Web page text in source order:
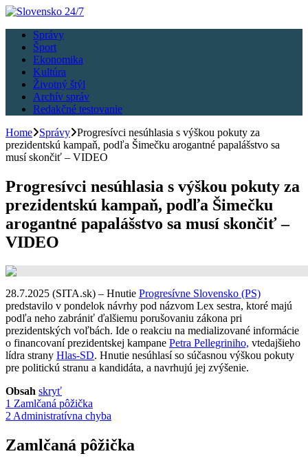
Správy
Šport
Ekonomika
Kultúra
Životný štýl
Archív správ
Redakčné testovanie
Home
Správy Progresívci nesúhlasia s výškou pokuty za
prezidentskú kampaň, podľa Šimečku arogantné papalášstvo sa
musí skončiť – VIDEO
Progresívci nesúhlasia s výškou pokuty za
prezidentskú kampaň, podľa Šimečku
arogantné papalášstvo sa musí skončiť –
VIDEO
28.7.2025 (SITA.sk) – Hnutie Progresívne Slovensko (PS)
predstavilo v pondelok návrhy pod názvom Lex sestra, ktoré majú
podľa neho zabrániť ďalšiemu porušovaniu zákona pri
prezidentských voľbách. Ide o reakciu na medializované informácie
o financovaní prezidentskej kampane Petra Pellegriniho, vtedajšieho
lídra strany Hlas-SD. Hnutie nesúhlasí so súčasnou výškou pokuty
pre politickú stranu a kandidáta, a navrhujú jej zvýšenie.
Obsah skryť
1 Zamlčaná pôžička
2 Administratívna chyba
Zamlčaná pôžička